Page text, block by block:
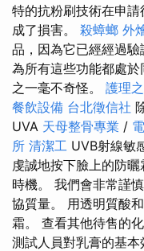
特的抗粉刷技術在申
成了損害。 殺蟑螂 外
品，因為它已經經過驗
為所有這些功能都處
之一毫不奇怪。 護理
餐飲設備 台北徵信社
UVA 天母整骨專業 /
所 清潔工 UVB射線敏
虔誠地按下臉上的防
時機。 我們會非常謹
協質量。 用透明質酸
霜。 查看其他待售的
測試人員對乳膏的基本